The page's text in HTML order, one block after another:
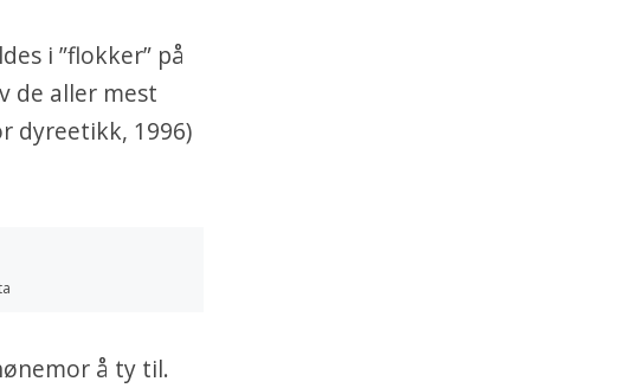
i ”flokker” på
de aller mest
dyreetikk, 1996)
å ty til.